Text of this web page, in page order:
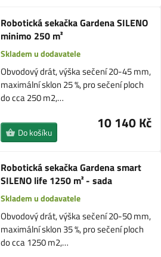
Robotická sekačka Gardena SILENO
minimo 250 m²
Skladem u dodavatele
Obvodový drát, výška sečení 20-45 mm,
maximální sklon 25 %, pro sečení ploch
do cca 250 m2,…
10 140 Kč
Do košíku
Robotická sekačka Gardena smart
SILENO life 1250 m² - sada
Skladem u dodavatele
Obvodový drát, výška sečení 20-50 mm,
maximální sklon 35 %, pro sečení ploch
do cca 1250 m2,…